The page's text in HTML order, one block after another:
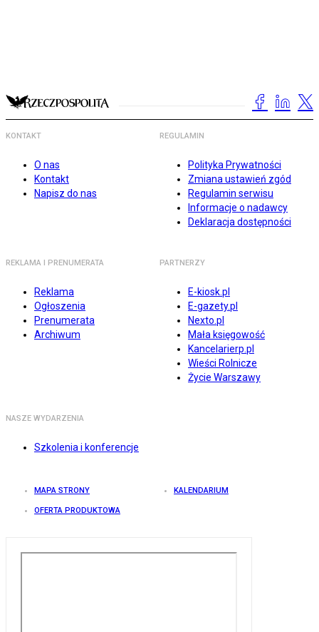
KONTAKT
O nas
Kontakt
Napisz do nas
REGULAMIN
Polityka Prywatności
Zmiana ustawień zgód
Regulamin serwisu
Informacje o nadawcy
Deklaracja dostępności
REKLAMA I PRENUMERATA
Reklama
Ogłoszenia
Prenumerata
Archiwum
PARTNERZY
E-kiosk.pl
E-gazety.pl
Nexto.pl
Mała księgowość
Kancelarierp.pl
Wieści Rolnicze
Życie Warszawy
NASZE WYDARZENIA
Szkolenia i konferencje
MAPA STRONY KALENDARIUM
OFERTA PRODUKTOWA